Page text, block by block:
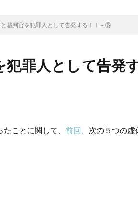
裁判官を犯罪人として告発する！！－⑥
犯罪人として告発
ことに関して、 前回 、次の５つの